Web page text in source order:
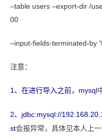
–table users –export-dir /
00
–input-fields-terminated-by
注意：
1、在进行导入之前， mysql
2、jdbc:mysql://
st会报异常，具体见本人上